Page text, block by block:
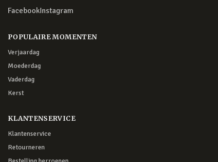
FacebookInstagram
POPULAIRE MOMENTEN
Verjaardag
Moederdag
Vaderdag
Kerst
KLANTENSERVICE
Klantenservice
Retourneren